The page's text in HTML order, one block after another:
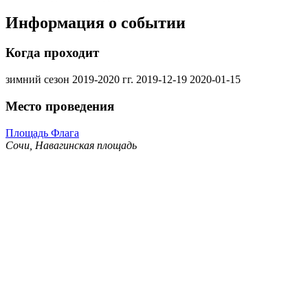
Информация о событии
Когда проходит
зимний сезон 2019-2020 гг. 2019-12-19 2020-01-15
Место проведения
Площадь Флага
Сочи, Навагинская площадь